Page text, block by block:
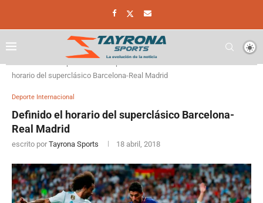
horario del superclásico Barcelona-Real Madrid
Deporte Internacional
Definido el horario del superclásico Barcelona-
Real Madrid
escrito por Tayrona Sports 18 abril, 2018